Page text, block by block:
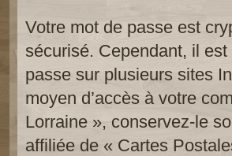
Votre mot de passe est
sécurisé. Cependant, il
passe sur plusieurs sites
moyen d’accès à votre
Lorraine », conservez-le
affiliée de « Cartes